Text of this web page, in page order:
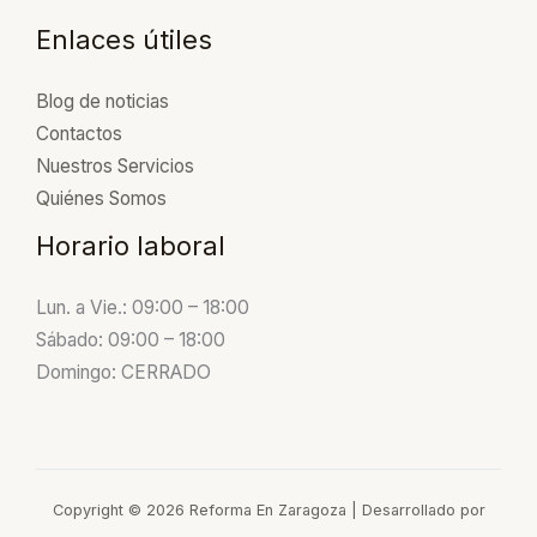
Enlaces útiles
Blog de noticias
Contactos
Nuestros Servicios
Quiénes Somos
Horario laboral
Lun. a Vie.: 09:00 – 18:00
Sábado: 09:00 – 18:00
Domingo: CERRADO
Copyright © 2026 Reforma En Zaragoza | Desarrollado por